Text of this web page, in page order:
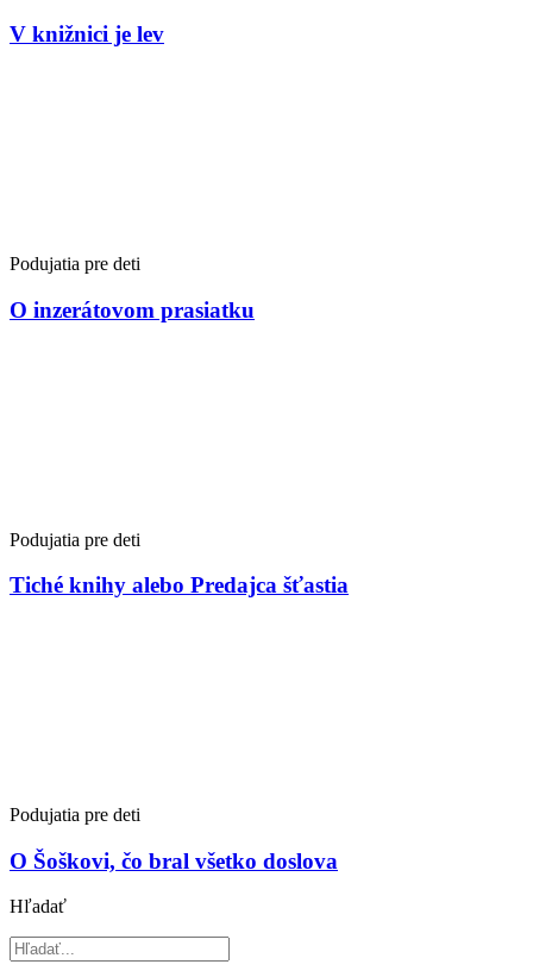
V knižnici je lev
Podujatia pre deti
O inzerátovom prasiatku
Podujatia pre deti
Tiché knihy alebo Predajca šťastia
Podujatia pre deti
O Šoškovi, čo bral všetko doslova
Hľadať